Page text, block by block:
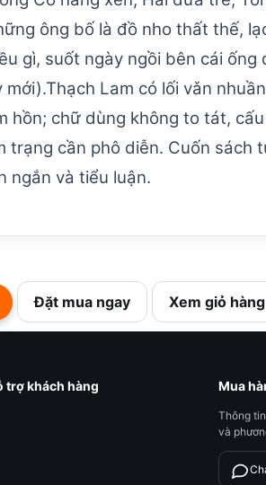
ông bố là đồ nho thất thế,
gì, suốt ngày ngồi bên cái ống
Lam có lối vǎn
chữ dùng không to tát,
cần phô diễn. Cuốn sách
ngắn và tiểu luận.
Đặt mua ngay Xem giỏ hàng
trợ khách hàng Mua
Thông
và